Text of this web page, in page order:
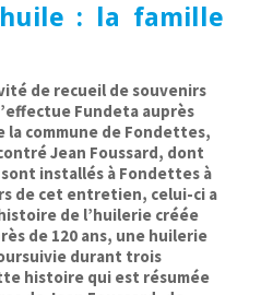
: la famille
de recueil de souvenirs
Fundeta auprès
la commune de Fondettes,
Jean Foussard, dont
installés à Fondettes à
de cet entretien, celui-ci a
de l’huilerie créée
de 120 ans, une huilerie
durant trois
histoire qui est résumée